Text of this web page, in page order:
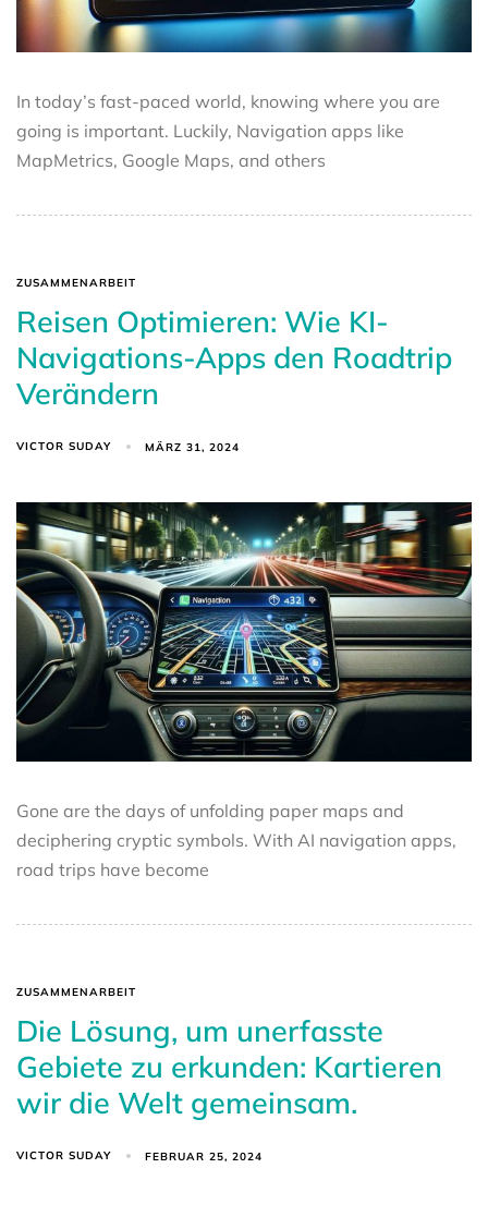
In today’s fast-paced world, knowing where you are
going is important. Luckily, Navigation apps like
MapMetrics, Google Maps, and others
ZUSAMMENARBEIT
Reisen Optimieren: Wie KI-
Navigations-Apps den Roadtrip
Verändern
VICTOR SUDAY MÄRZ 31, 2024
Gone are the days of unfolding paper maps and
deciphering cryptic symbols. With AI navigation apps,
road trips have become
ZUSAMMENARBEIT
Die Lösung, um unerfasste
Gebiete zu erkunden: Kartieren
wir die Welt gemeinsam.
VICTOR SUDAY FEBRUAR 25, 2024